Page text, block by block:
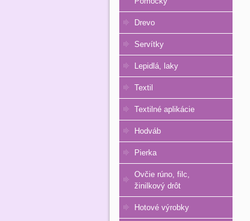
Drevo
Servítky
Lepidlá, laky
Textil
Textilné aplikácie
Hodváb
Pierka
Ovčie rúno, filc,
žinilkový drôt
Hotové výrobky